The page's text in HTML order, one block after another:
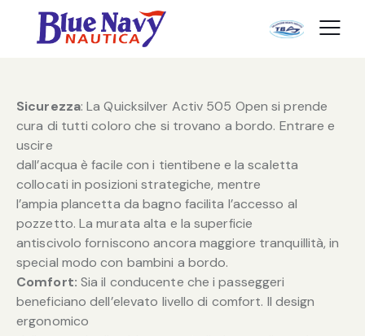
Sicurezza: La Quicksilver Activ 505 Open si prende
cura di tutti coloro che si trovano a bordo. Entrare e
uscire
dall’acqua è facile con i tientibene e la scaletta
collocati in posizioni strategiche, mentre
l’ampia plancetta da bagno facilita l’accesso al
pozzetto. La murata alta e la superficie
antiscivolo forniscono ancora maggiore tranquillità, in
special modo con bambini a bordo.
Comfort: Sia il conducente che i passeggeri
beneficiano dell’elevato livello di comfort. Il design
ergonomico